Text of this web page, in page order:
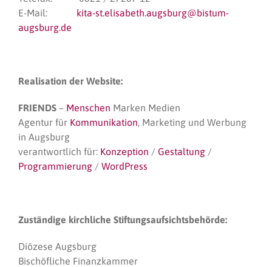
E-Mail: kita-st.elisabeth.augsburg@bistum-
augsburg.de
Realisation der Website:
FRIENDS – Menschen Marken Medien
Agentur für Kommunikation, Marketing und Werbung
in Augsburg
verantwortlich für: Konzeption / Gestaltung /
Programmierung / WordPress
Zuständige kirchliche Stiftungsaufsichtsbehörde:
Diözese Augsburg
Bischöfliche Finanzkammer